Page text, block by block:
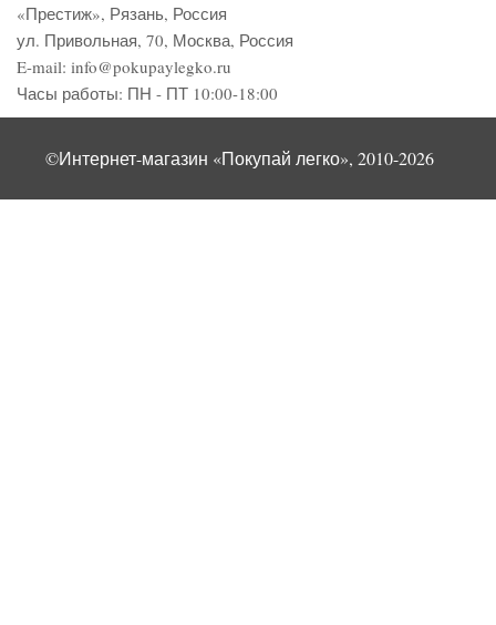
«Престиж», Рязань, Россия
ул. Привольная, 70, Москва, Россия
E-mail: info@pokupaylegko.ru
Часы работы: ПН - ПТ 10:00-18:00
©Интернет-магазин «Покупай легко», 2010-2026